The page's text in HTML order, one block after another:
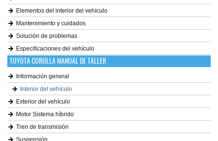
Elementos del interior del vehículo
Mantenimiento y cuidados
Solución de problemas
Especificaciones del vehículo
TOYOTA COROLLA MANUAL DE TALLER
Información general
Interior del vehículo
Exterior del vehículo
Motor Sistema híbrido
Tren de transmisión
Suspensión